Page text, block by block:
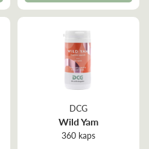
DCG
Wild Yam
360 kaps